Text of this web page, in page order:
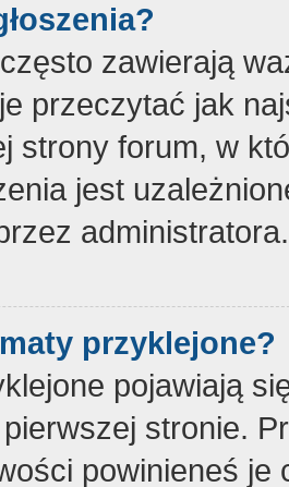
zawierają
przeczytać jak
strony forum, w
jest
administratora.
przyklejone?
pojawiają
stronie.
powinieneś je